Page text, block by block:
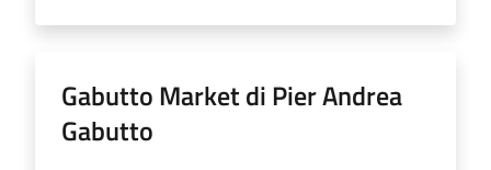
Gabutto Market di Pier Andrea
Gabutto